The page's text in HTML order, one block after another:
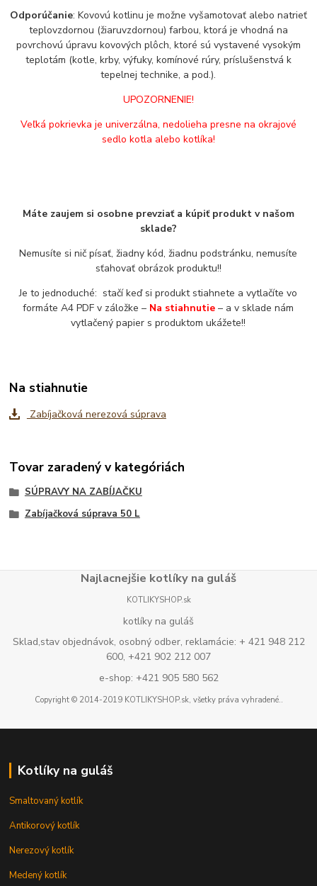
Odporúčanie: Kovovú kotlinu je možne vyšamotovať alebo natrieť
teplovzdornou (žiaruvzdornou) farbou, ktorá je vhodná na
povrchovú úpravu kovových plôch, ktoré sú vystavené vysokým
teplotám (kotle, krby, výfuky, komínové rúry, príslušenstvá k
tepelnej technike, a pod.).
UPOZORNENIE!
Veľká pokrievka je univerzálna, nedolieha presne na okrajové
sedlo kotla alebo kotlíka!
Máte zaujem si osobne prevziať a kúpiť produkt v našom
sklade?
Nemusíte si nič písať, žiadny kód, žiadnu podstránku, nemusíte
sťahovať obrázok produktu!!
Je to jednoduché: stačí keď si produkt stiahnete a vytlačíte vo
formáte A4 PDF v záložke – Na stiahnutie – a v sklade nám
vytlačený papier s produktom ukážete!!
Na stiahnutie
Zabíjačková nerezová súprava
Tovar zaradený v kategóriách
SÚPRAVY NA ZABÍJAČKU
Zabíjačková súprava 50 L
Najlacnejšie kotlíky na guláš
KOTLIKYSHOP.sk
kotlíky na guláš
Sklad,stav objednávok, osobný odber, reklamácie: + 421 948 212
600, +421 902 212 007
e-shop: +421 905 580 562
Copyright © 2014-2019 KOTLIKYSHOP.sk, všetky práva vyhradené..
Kotlíky na guláš
Smaltovaný kotlík
Antikorový kotlík
Nerezový kotlík
Medený kotlík